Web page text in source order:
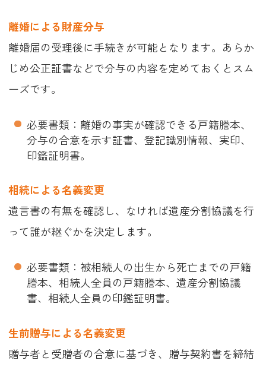
離婚による財産分与
離婚届の受理後に手続きが可能となります。あらか
じめ公正証書などで分与の内容を定めておくとスム
ーズです。
必要書類：離婚の事実が確認できる戸籍謄本、
分与の合意を示す証書、登記識別情報、実印、
印鑑証明書。
相続による名義変更
遺言書の有無を確認し、なければ遺産分割協議を行
って誰が継ぐかを決定します。
必要書類：被相続人の出生から死亡までの戸籍
謄本、相続人全員の戸籍謄本、遺産分割協議
書、相続人全員の印鑑証明書。
生前贈与による名義変更
贈与者と受贈者の合意に基づき、贈与契約書を締結